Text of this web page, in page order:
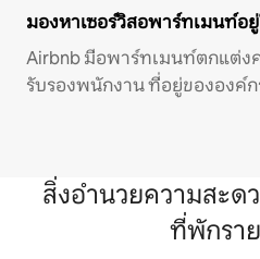
มองหาเซอร์วิสอพาร์ทเมนท์อ
Airbnb มีอพาร์ทเมนท์ตกแต่ง
รับรองพนักงาน ที่อยู่ขององค์
สิ่งอำนวยความสะ
ที่พักรา